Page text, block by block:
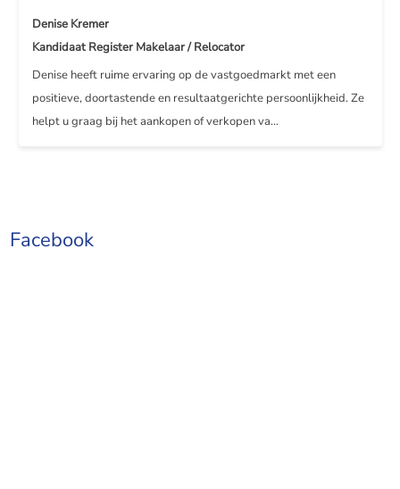
Denise Kremer
Kandidaat Register Makelaar / Relocator
Denise heeft ruime ervaring op de vastgoedmarkt met een
positieve, doortastende en resultaatgerichte persoonlijkheid. Ze
helpt u graag bij het aankopen of verkopen va...
Facebook